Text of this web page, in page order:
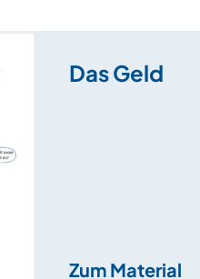
Das Geld
Zum Material